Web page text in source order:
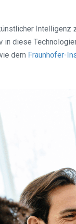
in diese
dem Fraunhofer-